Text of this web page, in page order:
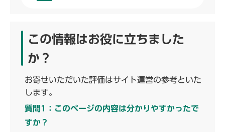
この情報はお役に立ちました
か？
お寄せいただいた評価はサイト運営の参考といた
します。
質問1：このページの内容は分かりやすかったで
すか？